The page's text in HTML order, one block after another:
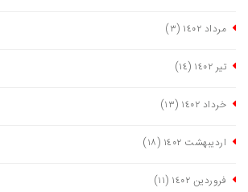
مرداد ١٤٠٢ (٣)
تیر ١٤٠٢ (١٤)
خرداد ١٤٠٢ (١٣)
اردیبهشت ١٤٠٢ (١٨)
فروردین ١٤٠٢ (١١)